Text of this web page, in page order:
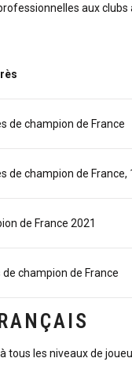
aux clubs
de champion de France
de champion de France,
de France 2021
champion de France
les niveaux de